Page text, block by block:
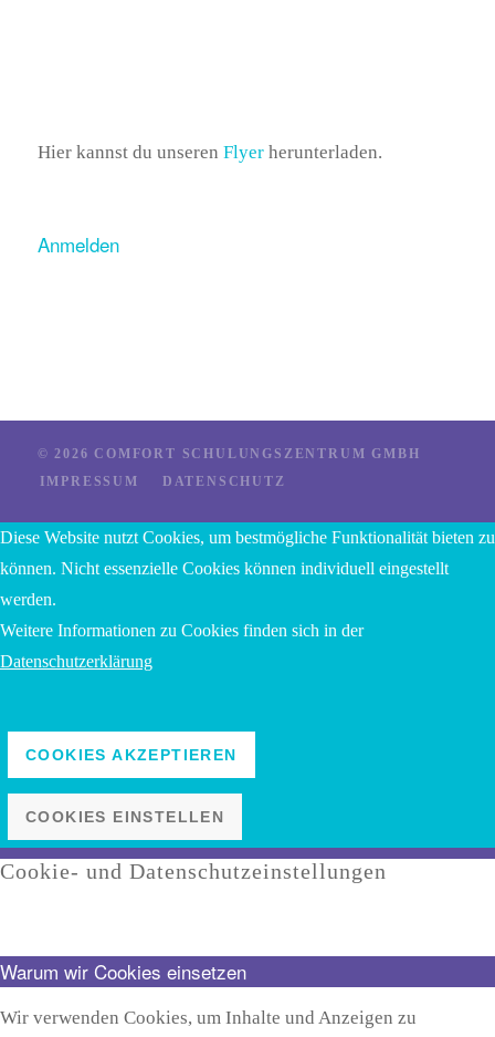
Hier kannst du unseren Flyerherunterladen.
Anmelden
© 2026 COMFORT SCHULUNGSZENTRUM GMBH
IMPRESSUM
DATENSCHUTZ
Diese Website nutzt Cookies, um bestmögliche Funktionalität bieten zu
können. Nicht essenzielle Cookies können individuell eingestellt
werden.
Weitere Informationen zu Cookies finden sich in der
Datenschutzerklärung
COOKIES AKZEPTIEREN
COOKIES EINSTELLEN
Cookie- und Datenschutzeinstellungen
Warum wir Cookies einsetzen
Wir verwenden Cookies, um Inhalte und Anzeigen zu